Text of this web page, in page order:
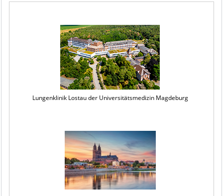
Lungenklinik Lostau der Universitätsmedizin Magdeburg